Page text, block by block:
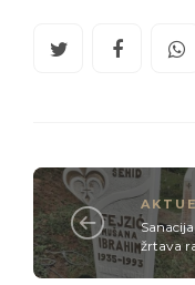
žrtava